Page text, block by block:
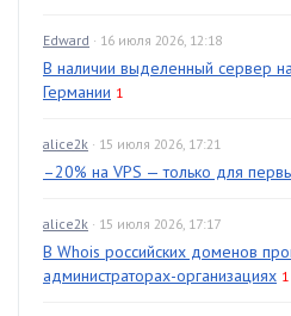
Edward · 16 июля 2026, 12:18
В наличии выделенный сервер
Германии 1
alice2k · 15 июля 2026, 17:21
–20% на VPS — только для
alice2k · 15 июля 2026, 17:17
В Whois российских доменов
администраторах-организациях 1